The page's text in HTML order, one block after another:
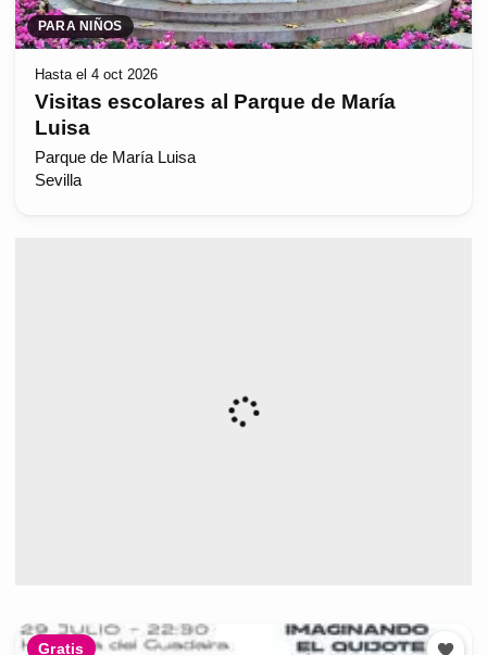
PARA NIÑOS
Hasta el 4 oct 2026
Visitas escolares al Parque de María
Luisa
Parque de María Luisa
Sevilla
Gratis